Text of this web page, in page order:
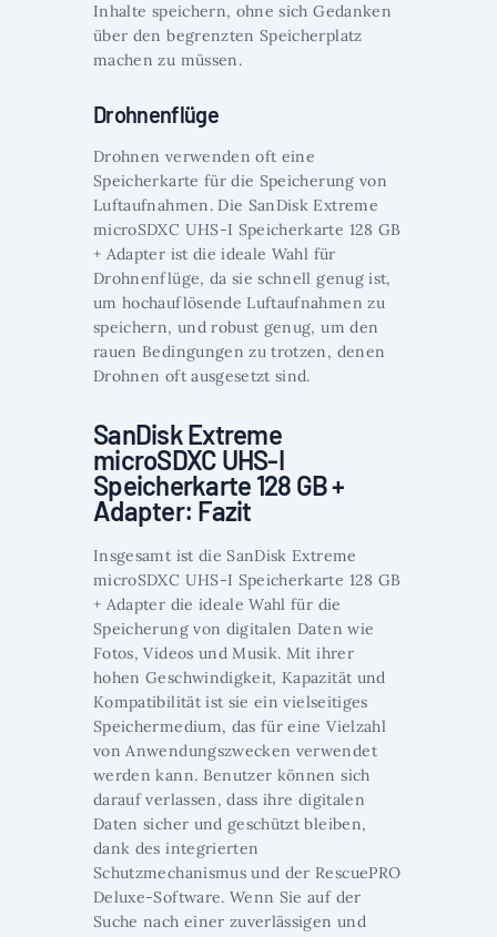
Inhalte speichern, ohne sich Gedanken
über den begrenzten Speicherplatz
machen zu müssen.
Drohnenflüge
Drohnen verwenden oft eine
Speicherkarte für die Speicherung von
Luftaufnahmen. Die SanDisk Extreme
microSDXC UHS-I Speicherkarte 128 GB
+ Adapter ist die ideale Wahl für
Drohnenflüge, da sie schnell genug ist,
um hochauflösende Luftaufnahmen zu
speichern, und robust genug, um den
rauen Bedingungen zu trotzen, denen
Drohnen oft ausgesetzt sind.
SanDisk Extreme
microSDXC UHS-I
Speicherkarte 128 GB +
Adapter: Fazit
Insgesamt ist die SanDisk Extreme
microSDXC UHS-I Speicherkarte 128 GB
+ Adapter die ideale Wahl für die
Speicherung von digitalen Daten wie
Fotos, Videos und Musik. Mit ihrer
hohen Geschwindigkeit, Kapazität und
Kompatibilität ist sie ein vielseitiges
Speichermedium, das für eine Vielzahl
von Anwendungszwecken verwendet
werden kann. Benutzer können sich
darauf verlassen, dass ihre digitalen
Daten sicher und geschützt bleiben,
dank des integrierten
Schutzmechanismus und der RescuePRO
Deluxe-Software. Wenn Sie auf der
Suche nach einer zuverlässigen und